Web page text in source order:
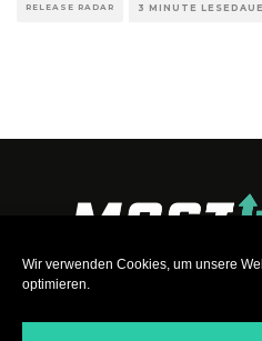
Wir verwenden Cookies, um unsere
optimieren.
RELEASE RADAR 3 MINUTE